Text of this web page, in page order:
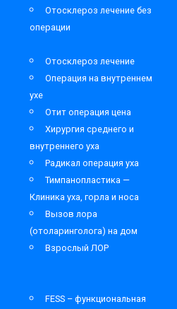
Отосклероз лечение без
операции
Отосклероз лечение
Операция на внутреннем
ухе
Отит операция цена
Хирургия среднего и
внутреннего уха
Радикал операция уха
Тимпанопластика —
Клиника уха, горла и носа
Вызов лора
(отоларинголога) на дом
Взрослый ЛОР
FESS – функциональная